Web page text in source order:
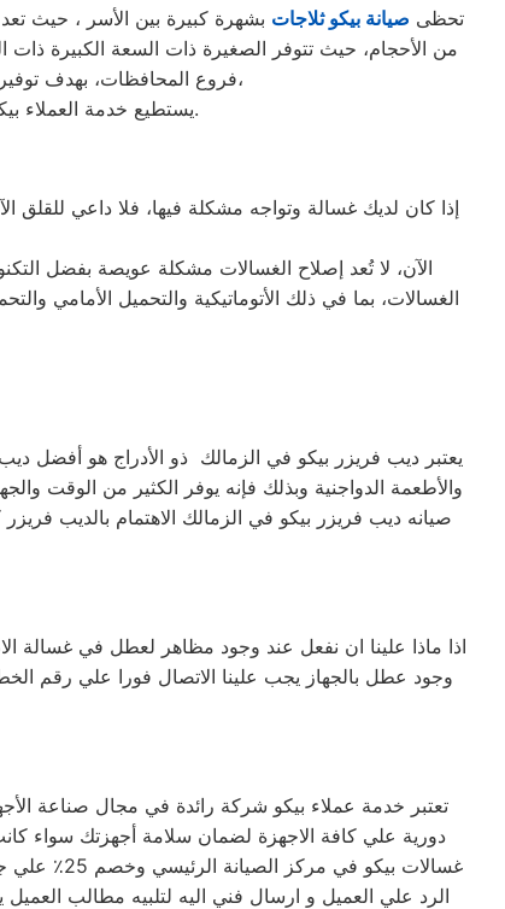
تحظى صيانة بيكو ثلاجات بشهرة كبيرة بين الأسر ، حيث تعد
فروع المحافظات، بهدف توفير الأقرب إليك في جميع الأوقات. نظراً لتوفر الخدمة الفنية لصيانة ثلاجات بيكو في منطقة الزمالك بأكثر من رقم،
يستطيع خدمة العملاء بيكو التواصل معنا عبر الأرقام التالية: 01220261030 – 02357100080 – 0235699066 – 01010916814.
إذا كان لديك غسالة وتواجه مشكلة فيها، فلا داعي للقلق
الآن، لا تُعد إصلاح الغسالات مشكلة عويصة بفضل
يعتبر ديب فريزر بيكو في الزمالك ذو الأدراج هو أفضل
والأطعمة الدواجنية وبذلك فإنه يوفر الكثير من الوقت
صيانه ديب فريزر بيكو في الزمالك الاهتمام بالديب
اذا ماذا علينا ان نفعل عند وجود مظاهر لعطل في غسالة
وجود عطل بالجهاز يجب علينا الاتصال فورا علي رقم
تعتبر خدمة عملاء بيكو شركة رائدة في مجال صناعة
غسالات
الرد علي العميل و ارسال فني اليه لتلبيه مطالب